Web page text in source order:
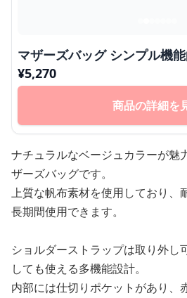
マザーズバッグ シンプル機
¥5,270
商品の詳細を
ナチュラルなベージュカラーが魅
ザーズバッグです。
上質な帆布素材を使用しており、
長期間使用できます。
ショルダーストラップは取り外し
しても使える多機能設計。
内部には仕切りポケットがあり、